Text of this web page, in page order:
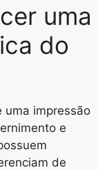
uma
do
uma impressão
e
de